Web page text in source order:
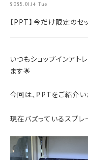
2025.01.14 Tue
【PPT】今だけ限定のセッ
いつもショップインア
ます🌟
今回は、PPTをご紹介い
現在バズっているスプレ